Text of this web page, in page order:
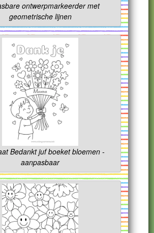
ontwerpmarkeerder met
geometrische lijnen
Bedankt juf boeket bloemen -
aanpasbaar